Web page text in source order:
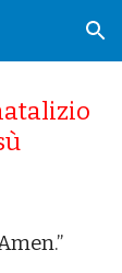
to navigation